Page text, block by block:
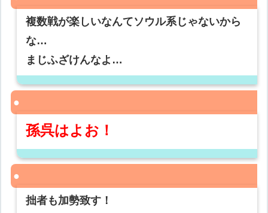
複数戦が楽しいなんてソウル系じゃないから
な…
まじふざけんなよ…
孫呉はよお！
拙者も加勢致す！